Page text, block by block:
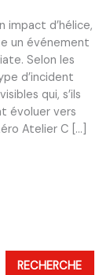
impact d’hélice,
un événement
Selon les
d’incident
qui, s’ils
évoluer vers
Atelier C […]
RECHERCHE